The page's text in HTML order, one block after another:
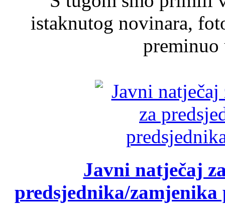
istaknutog novinara,
Javni natječaj
predsjednika/